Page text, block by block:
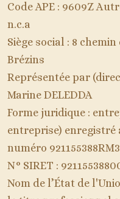
Code APE : 9609Z
n.c.a
Siège social : 8
Brézins
Représentée par
Marine DELEDDA
Forme juridique :
entreprise) enregistré
numéro
N° SIRET :
Nom de l’État de